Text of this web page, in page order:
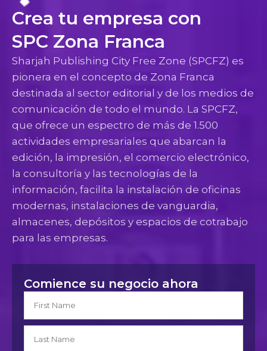
Crea tu empresa con
SPC Zona Franca
Sharjah Publishing City Free Zone (SPCFZ) es
pionera en el concepto de Zona Franca
destinada al sector editorial y de los medios de
comunicación de todo el mundo. La SPCFZ,
que ofrece un espectro de más de 1.500
actividades empresariales que abarcan la
edición, la impresión, el comercio electrónico,
la consultoría y las tecnologías de la
información, facilita la instalación de oficinas
modernas, instalaciones de vanguardia,
almacenes, depósitos y espacios de cotrabajo
para las empresas.
Comience su negocio ahora